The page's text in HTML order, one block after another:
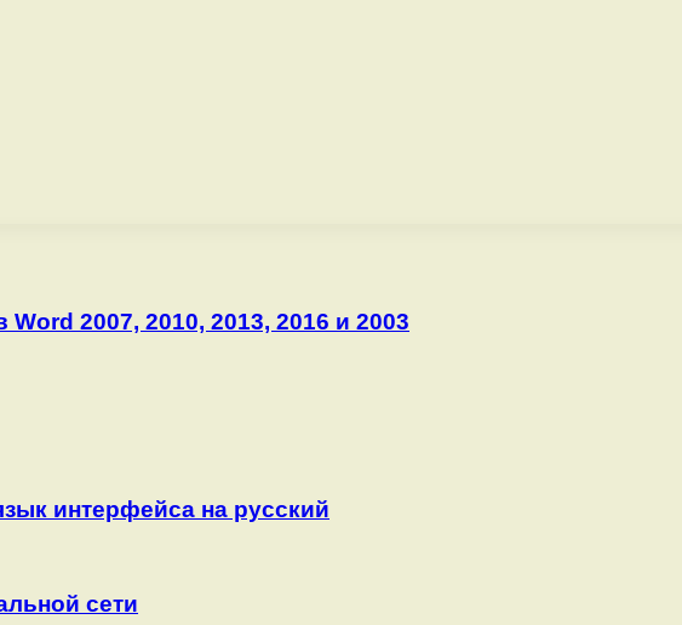
2007, 2010, 2013, 2016 и 2003
интерфейса на русский
сети